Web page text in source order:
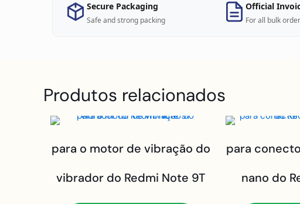
Secure Packaging
Safe and strong packing
Official
For all bulk
Produtos relacionados
para o motor de vibração do
vibrador do Redmi Note 9T
para
nano do